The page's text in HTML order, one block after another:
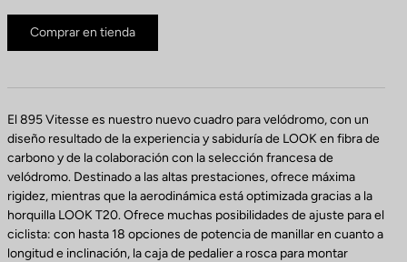
Comprar en tienda
El 895 Vitesse es nuestro nuevo cuadro para velódromo, con un
diseño resultado de la experiencia y sabiduría de LOOK en fibra de
carbono y de la colaboración con la selección francesa de
velódromo. Destinado a las altas prestaciones, ofrece máxima
rigidez, mientras que la aerodinámica está optimizada gracias a la
horquilla LOOK T20. Ofrece muchas posibilidades de ajuste para el
ciclista: con hasta 18 opciones de potencia de manillar en cuanto a
longitud e inclinación, la caja de pedalier a rosca para montar